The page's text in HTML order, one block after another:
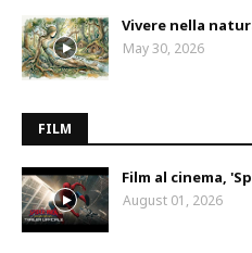
Vivere nella
May 30, 2026
FILM
Film al cinema,
August 01, 2026